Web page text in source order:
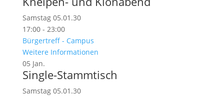
Samstag 05.01.30
17:00 - 23:00
Bürgertreff - Campus
Weitere Informationen
05 Jan.
Single-Stammtisch
Samstag 05.01.30